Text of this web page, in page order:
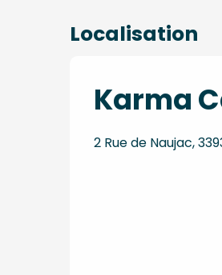
Localisation
Karma
2 Rue de Naujac,